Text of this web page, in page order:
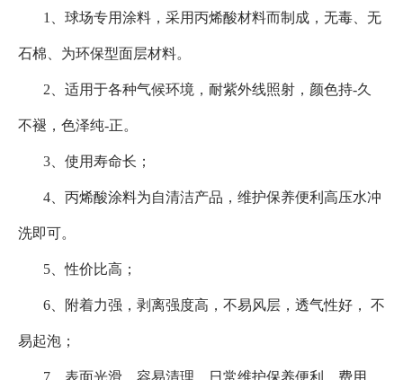
1 、球场专用涂料，采用丙烯酸材料而制成，无毒、无
石棉、为环保型面层材料。
2 、适用于各种气候环境，耐紫外线照射，颜色持-久
不褪，色泽纯-正。
3 、使用寿命长；
4 、丙烯酸涂料为自清洁产品，维护保养便利高压水冲
洗即可。
5 、性价比高；
6 、附着力强，剥离强度高，不易风层，透气性好， 不
易起泡；